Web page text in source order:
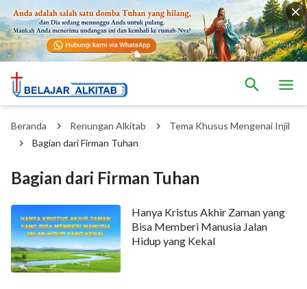
Beranda Renungan Alkitab
Tema Khusus Mengenai Injil
Bagian dari Firman Tuhan
Bagian dari Firman Tuhan
Hanya Kristus Akhir Zaman yang
Bisa Memberi Manusia Jalan
Hidup yang Kekal